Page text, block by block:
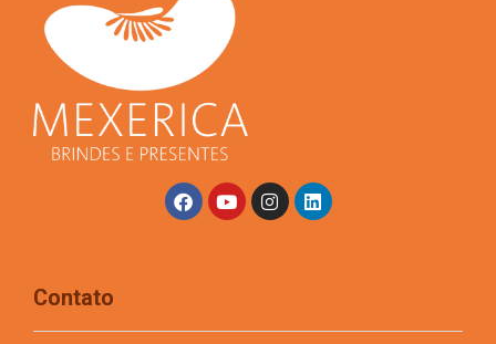
Contato